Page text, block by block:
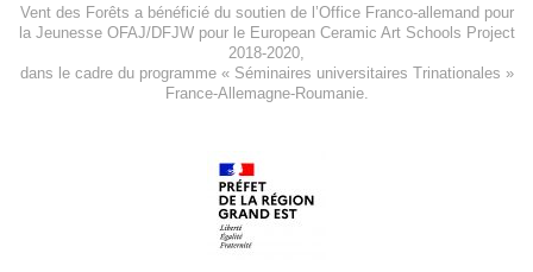
Vent des Forêts a bénéficié du soutien de l’Office Franco-allemand pour
la Jeunesse OFAJ/DFJWpour leEuropean Ceramic Art Schools Project
2018-2020,
dans le cadre du programme « Séminaires universitaires Trinationales »
France-Allemagne-Roumanie.